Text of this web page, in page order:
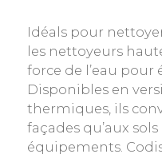
Idéals pour
les nettoyeurs
force de l’eau pour
Disponibles en
thermiques, ils
façades qu’aux
équipements.